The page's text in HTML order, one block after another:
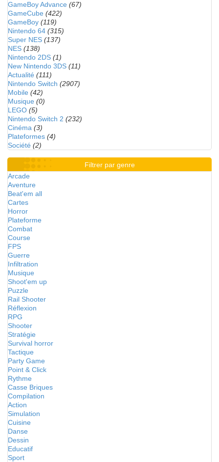
GameBoy Advance (67)
GameCube (422)
GameBoy (119)
Nintendo 64 (315)
Super NES (137)
NES (138)
Nintendo 2DS (1)
New Nintendo 3DS (11)
Actualité (111)
Nintendo Switch (2907)
Mobile (42)
Musique (0)
LEGO (5)
Nintendo Switch 2 (232)
Cinéma (3)
Plateformes (4)
Société (2)
Filtrer par genre
Arcade
Aventure
Beat'em all
Cartes
Horror
Plateforme
Combat
Course
FPS
Guerre
Infiltration
Musique
Shoot'em up
Puzzle
Rail Shooter
Réflexion
RPG
Shooter
Stratégie
Survival horror
Tactique
Party Game
Point & Click
Rythme
Casse Briques
Compilation
Action
Simulation
Cuisine
Danse
Dessin
Educatif
Sport